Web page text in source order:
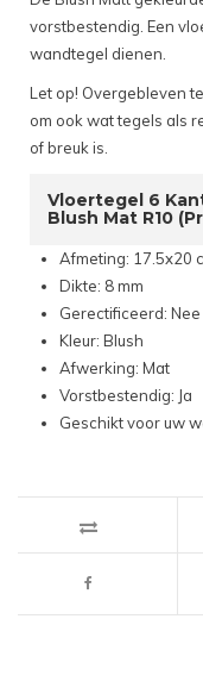
vorstbestendig. Een
wandtegel dienen.
Let op! Overgebleven
om ook wat tegels als
of breuk is.
Vloertegel 6
Blush Mat R10
Afmeting: 17.5x20
Dikte: 8 mm
Gerectificeerd: Nee
Kleur: Blush
Afwerking: Mat
Vorstbestendig: Ja
Geschikt voor uw